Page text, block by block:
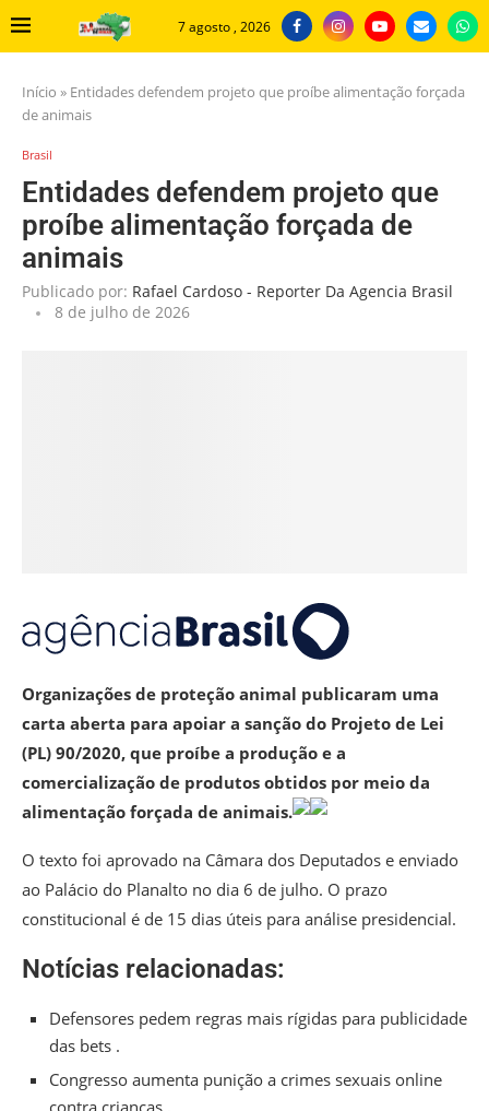
7 agosto , 2026
Início » Entidades defendem projeto que proíbe alimentação forçada
de animais
Brasil
Entidades defendem projeto que
proíbe alimentação forçada de
animais
Publicado por: Rafael Cardoso - Reporter Da Agencia Brasil
8 de julho de 2026
Organizações de proteção animal publicaram uma
carta aberta para apoiar a sanção do Projeto de Lei
(PL) 90/2020, que proíbe a produção e a
comercialização de produtos obtidos por meio da
alimentação forçada de animais.
O texto foi aprovado na Câmara dos Deputados e enviado
ao Palácio do Planalto no dia 6 de julho. O prazo
constitucional é de 15 dias úteis para análise presidencial.
Notícias relacionadas:
Defensores pedem regras mais rígidas para publicidade
das bets .
Congresso aumenta punição a crimes sexuais online